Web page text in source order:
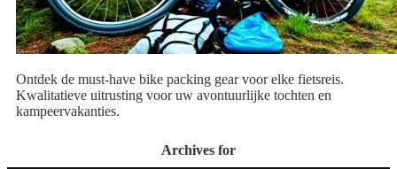
Ontdek de must-have bike packing gear voor elke fietsreis.
Kwalitatieve uitrusting voor uw avontuurlijke tochten en
kampeervakanties.
Archives for